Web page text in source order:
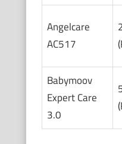
Angelcare
AC517
Babymoov
Expert Care
3.0